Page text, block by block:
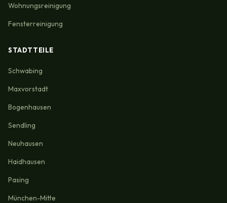
Wohnungsreinigung
Fensterreinigung
STADTTEILE
Schwabing
Maxvorstadt
Bogenhausen
Sendling
Neuhausen
Haidhausen
Pasing
München-Mitte